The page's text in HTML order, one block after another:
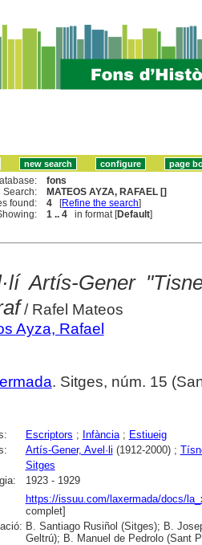
fons
Search:
MATEOS AYZA, RAFAEL []
found:
4 [Refine the search]
1 .. 4 in format [Default]
Artís-Gener
/ Rafel Mateos
Ayza, Rafael
. Sitges, núm. 15
Escriptors ; Infància; Estiueig
Artís-Gener, Avel·li (1912-2000) ;
Sitges
1923 - 1929
https://issuu.com/laxermada/docs/
complet]
B. Santiago Rusiñol (Sitges); B.
Geltrú); B. Manuel de Pedrolo (Sant